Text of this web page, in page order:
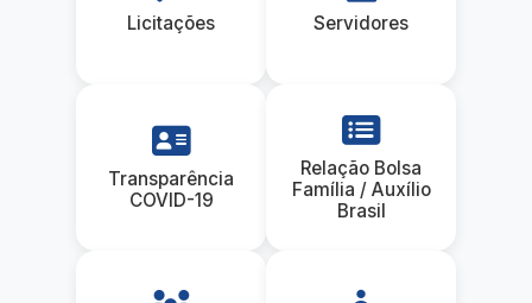
Licitações Servidores
Transparência
COVID-19
Relação Bolsa
Família / Auxílio
Brasil